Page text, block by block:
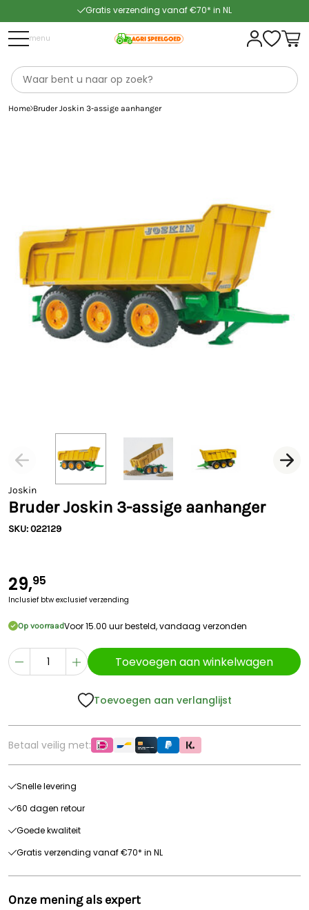
Gratis verzending vanaf €70* in NL
Snelle levering
menu
Home Bruder Joskin 3-assige aanhanger
Joskin
Bruder Joskin 3-assige aanhanger
SKU: 022129
29,95
Inclusief btw exclusief verzending
Op voorraadVoor 15.00 uur besteld, vandaag verzonden
Toevoegen aan winkelwagen
Toevoegen aan verlanglijst
Betaal veilig met:
Snelle levering
60 dagen retour
Goede kwaliteit
Gratis verzending vanaf €70* in NL
Onze mening als expert